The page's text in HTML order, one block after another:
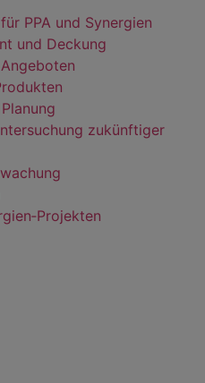
PPA und Synergien
und Deckung
zukünftiger